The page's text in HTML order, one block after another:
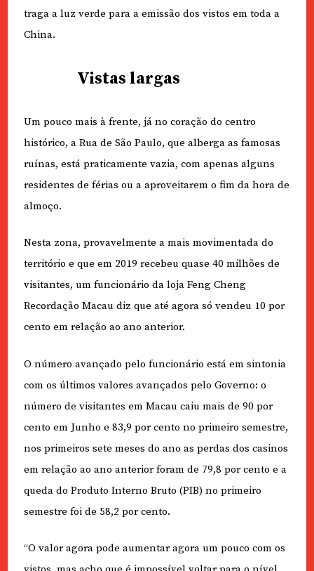
traga a luz verde para a emissão dos vistos em toda a
China.
Vistas largas
Um pouco mais à frente, já no coração do centro
histórico, a Rua de São Paulo, que alberga as famosas
ruínas, está praticamente vazia, com apenas alguns
residentes de férias ou a aproveitarem o fim da hora de
almoço.
Nesta zona, provavelmente a mais movimentada do
território e que em 2019 recebeu quase 40 milhões de
visitantes, um funcionário da loja Feng Cheng
Recordação Macau diz que até agora só vendeu 10 por
cento em relação ao ano anterior.
O número avançado pelo funcionário está em sintonia
com os últimos valores avançados pelo Governo: o
número de visitantes em Macau caiu mais de 90 por
cento em Junho e 83,9 por cento no primeiro semestre,
nos primeiros sete meses do ano as perdas dos casinos
em relação ao ano anterior foram de 79,8 por cento e a
queda do Produto Interno Bruto (PIB) no primeiro
semestre foi de 58,2 por cento.
“O valor agora pode aumentar agora um pouco com os